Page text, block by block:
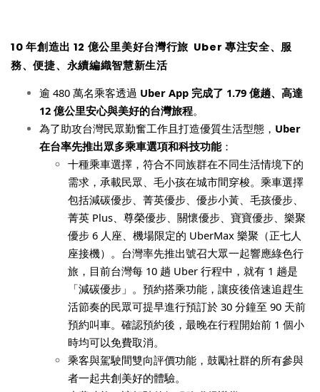
10年創造出 12 億公里美好台灣行旅 Uber 專注安全、服
務、便捷、永續編織智慧新生活
逾 480 萬名乘客透過 Uber App 完成了 1.79 億趟、高達
12 億公里安心與美好的台灣旅程。
為了助攻台灣民眾勤奮工作且打造優質生活型態， Uber
在台率先推出眾多乘車選項和科技功能：
十種乘車選擇，符合不同族群在不同生活情境下的
需求，承載民眾、毛小孩在城市間穿梭。乘車選擇
包括減碳優步、菁英優步、優步小黃、毛孩優步、
菁英 Plus、尊榮優步、關懷優步、寶寶優步、樂聚
優步 6 人座、機場限定的 UberMax 樂聚（正七人
座接機）。台灣率先推出號召大眾一起響應綠色行
旅，目前台灣每 10 趟 Uber 行程中，就有 1 趟是
「減碳優步」。預約搭乘功能，讓疫後倍速追趕生
活節奏的民眾可提早進行預訂於 30 分鐘至 90 天前
預約叫車。確認預約後，最晚在行程開始前 1 個小
時均可以免費取消。
乘客與駕駛間雙向評價功能，鼓勵社群的所有參與
者一起共創美好的體驗。